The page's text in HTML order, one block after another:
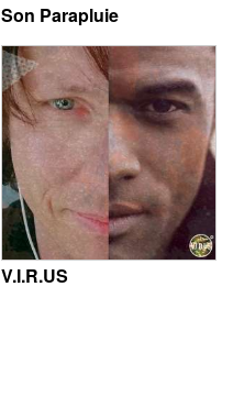
Son Parapluie
V.I.R.US